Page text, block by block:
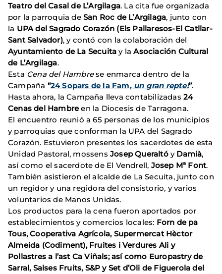
Teatro del Casal de L’Argilaga. La cita fue organizada
por la parroquia de San Roc de L’Argilaga, junto con
la UPA del Sagrado Corazón (Els Pallaresos-El Catllar-
Sant Salvador), y contó con la colaboración del
Ayuntamiento de La Secuita y laAsociación Cultural
de L’Argilaga.
Esta Cena del Hambrese enmarca dentro de la
Campaña “24 Sopars de la Fam, un gran repte!”.
Hasta ahora, la Campaña lleva contabilizadas24
Cenas del Hambreen la Diocesis de Tarragona.
El encuentro reunió a 65 personas de los municipios
y parroquias que conforman la UPA del Sagrado
Corazón. Estuvieron presentes los sacerdotes de esta
Unidad Pastoral, mossens Josep Queraltóy Damià,
así como el sacerdote de El Vendrell, Josep Mª Font.
También asistieron el alcalde de La Secuita, junto con
un regidor y una regidora del consistorio, y varios
voluntarios de Manos Unidas.
Los productos para la cena fueron aportados por
establecimientos y comercios locales: Forn de pa
Tous, Cooperativa Agrícola, Supermercat Hèctor
Almeida (Codiment), Fruites i Verdures Ali y
Pollastres a l’ast Ca Viñals; así como Europastry de
Sarral, Salses Fruits, S&P y Set d’Oli de Figuerola del